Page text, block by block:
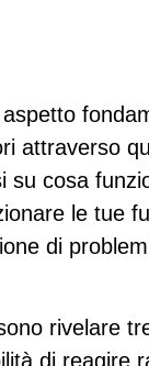
attraverso
su cosa
le tue
di
rivelare
di reagire